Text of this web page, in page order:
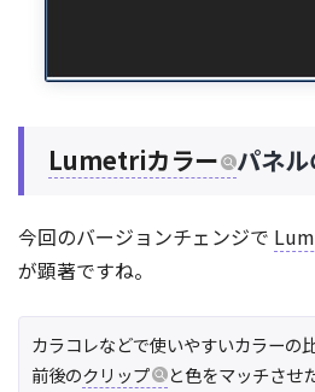
Lumetriカラー パネ
今回のバージョンチェンジで
が顕著ですね。
カラコレなどで使いやすいカラーの
前後のクリップ
と色をマッチさせ